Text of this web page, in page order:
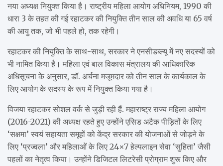
नया अध्यक्ष नियुक्त किया है। राष्ट्रीय महिला आयोग अधिनियम, 1990 की
धारा 3 के तहत की गई रहाटकर की नियुक्ति तीन साल की अवधि या 65 वर्ष
की आयु तक, जो भी पहले हो, तक रहेगी।
रहाटकर की नियुक्ति के साथ-साथ, सरकार ने एनसीडब्ल्यू में नए सदस्यों को
भी नामित किया है। महिला एवं बाल विकास मंत्रालय की आधिकारिक
अधिसूचना के अनुसार, डॉ. अर्चना मजूमदार को तीन साल के कार्यकाल के
लिए आयोग के सदस्य के रूप में नियुक्त किया गया है।
विजया रहाटकर सोशल वर्क से जुड़ी रही हैं. महाराष्ट्र राज्य महिला आयोग
(2016-2021) की अध्यक्ष रहते हुए उन्होंने एसिड अटैक पीड़ितों के लिए
‘सक्षमा’ स्वयं सहायता समूहों को केंद्र सरकार की योजनाओं से जोड़ने के
लिए ‘प्रज्वला’ और महिलाओं के लिए 24×7 हेल्पलाइन सेवा ‘सुहिता’ जैसी
पहलों का नेतृत्व किया। उन्होंने डिजिटल लिटरेसी प्रोग्राम शुरू किए और